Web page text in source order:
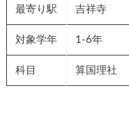
最寄り駅 吉祥寺
対象学年 1-6年
科目 算国理社